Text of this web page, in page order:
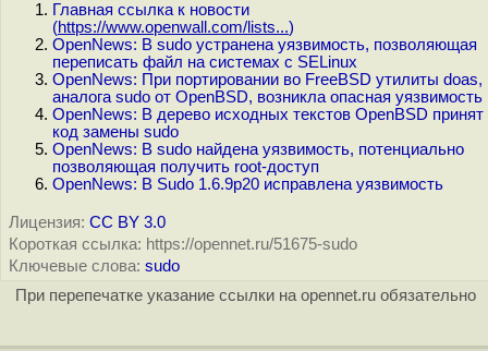
Главная ссылка к новости
(https://www.openwall.com/lists...)
OpenNews: В sudo устранена уязвимость, позволяющая
переписать файл на системах с SELinux
OpenNews: При портировании во FreeBSD утилиты doas,
аналога sudo от OpenBSD, возникла опасная уязвимость
OpenNews: В дерево исходных текстов OpenBSD принят
код замены sudo
OpenNews: В sudo найдена уязвимость, потенциально
позволяющая получить root-доступ
OpenNews: В Sudo 1.6.9p20 исправлена уязвимость
Лицензия: CC BY 3.0
Короткая ссылка: https://opennet.ru/51675-sudo
Ключевые слова: sudo
При перепечатке указание ссылки на opennet.ru обязательно